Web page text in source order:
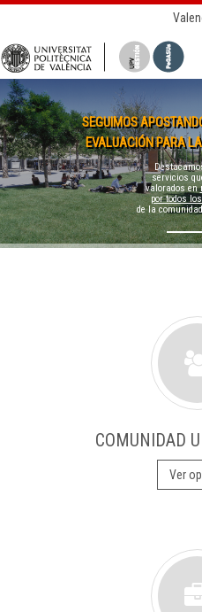
SEGUIMOS
EVALUACIÓN PARA
servicios
valorados en
por todos
de la
COMUNIDAD
Ver